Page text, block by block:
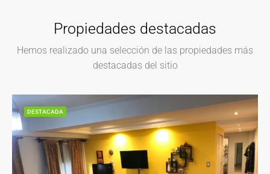
Propiedades destacadas
Hemos realizado una selección de las propiedades más
destacadas del sitio
DESTACADA